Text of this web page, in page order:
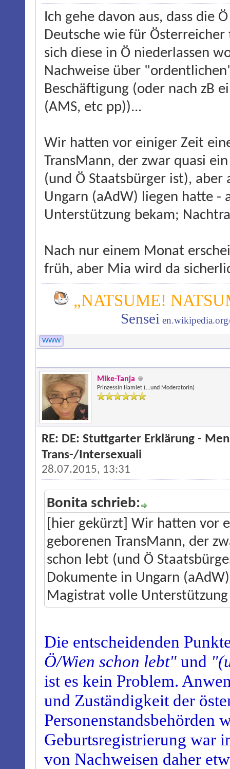
Ich gehe davon aus, dass die
Deutsche wie für
sich diese in Ö niederlassen
Nachweise über
Beschäftigung (oder nach zB
(AMS, etc pp))...
Wir hatten vor einiger Zeit
TransMann, der zwar quasi
(und Ö Staatsbürger ist),
Ungarn (aAdW) liegen hatte -
Unterstützung bekam;
Nach nur einem Monat
früh, aber Mia wird da
„NATSUME!
Sensei
WWW
Mike-Tanja
Prinzessin Hamlet (...und Moderatorin)
RE: DE: Stuttgarter Erklärung -
Trans-/Intersexuali
28.07.2015, 13:31
Bonita schrieb:
[hier gekürzt] Wir hatten vor
geborenen TransMann, der
schon lebt (und Ö
Dokumente in Ungarn
Magistrat volle
Die entscheidenden
Ö/Wien schon lebt" und
ist es kein Problem.
und Zuständigkeit der
Personenstandsbehörden
Geburtsregistrierung war
von Nachweisen daher